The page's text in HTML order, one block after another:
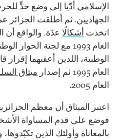
الإسلامي أدّيا إلى وضع حدٍّ
الجهاديين. ثم أطلقت الجزائر
اتخذت أشكالًا عدّة. والواقع أن
العام 1993 مع لجنة
الوطنية، اللذين أعقبهما إقرار
العام 1995 ثم إصدار
ميثاق
العام 2005.
اعتبر الميثاق أن معظم
فوضع على قدم المساواة
بالمعاناة وأولئك الذين